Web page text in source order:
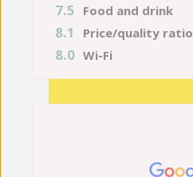
Food and drink
7.5
Price/quality ratio
8.1
Wi-Fi
8.0